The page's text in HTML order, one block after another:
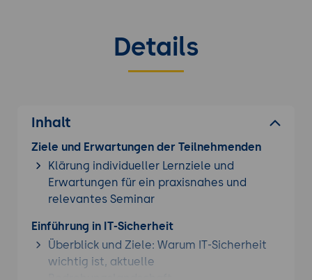
Details
Inhalt
Ziele und Erwartungen der Teilnehmenden
Klärung individueller Lernziele und
Erwartungen für ein praxisnahes und
relevantes Seminar
Einführung in IT-Sicherheit
Überblick und Ziele: Warum IT-Sicherheit
wichtig ist, aktuelle